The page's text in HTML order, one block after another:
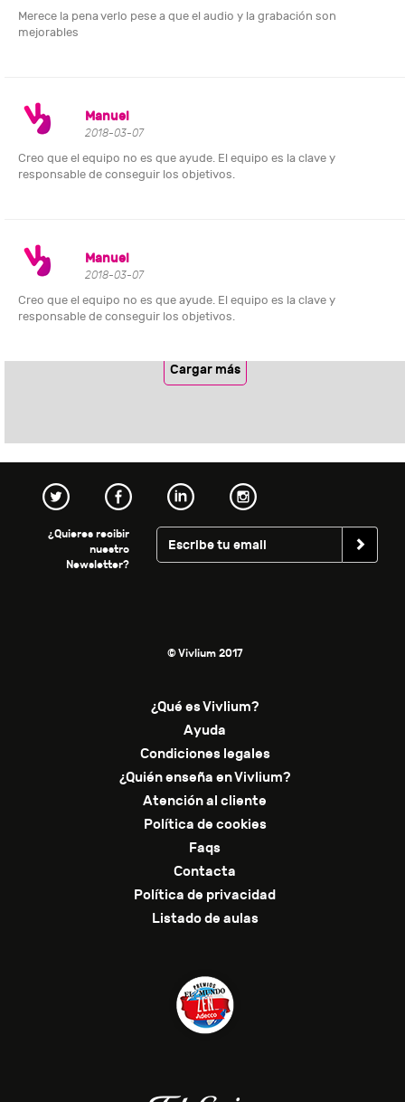
Merece la pena verlo pese a que el audio y la grabación son
mejorables
Manuel
2018-03-07
Creo que el equipo no es que ayude. El equipo es la clave y
responsable de conseguir los objetivos.
Manuel
2018-03-07
Creo que el equipo no es que ayude. El equipo es la clave y
responsable de conseguir los objetivos.
Cargar más
¿Quieres recibir
nuestro
Newsletter?
© Vivlium 2017
¿Qué es Vivlium?
Ayuda
Condiciones legales
¿Quién enseña en Vivlium?
Atención al cliente
Política de cookies
Faqs
Contacta
Política de privacidad
Listado de aulas